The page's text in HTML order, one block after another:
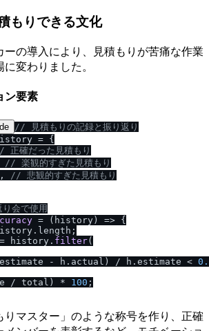
もりできる文化
ーの導入により、見積もりが苦痛な作業
変わりました。
ン要素
/ / 見積もりの記録と振り返り
= {
/ 正確だった見積もり
/ / 楽観的すぎた見積もり
/ / 悲観的すぎた見積もり
会で使用
= ( history) => {
length ;
history. filter(
estimate - h. actual ) / h. estimate <
/ total) * 100 ;
りマスター」のような称号を作り、正確